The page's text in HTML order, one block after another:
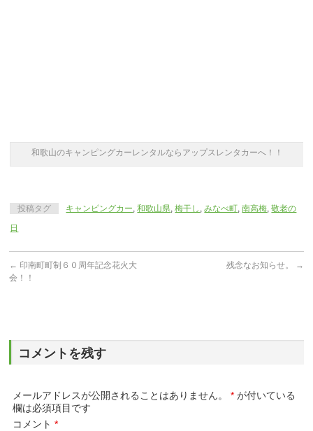
和歌山のキャンピングカーレンタルならアップスレンタカーへ！！
投稿タグ キャンピングカー,和歌山県,梅干し ,みなべ町,南高梅,敬老の
日
← 印南町町制６０周年記念花火大
会！！
残念なお知らせ。 →
コメントを残す
メールアドレスが公開されることはありません。 * が付いている
欄は必須項目です
コメント*